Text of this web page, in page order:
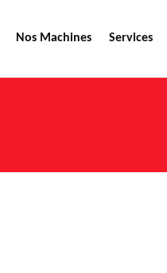
Nos Machines Services